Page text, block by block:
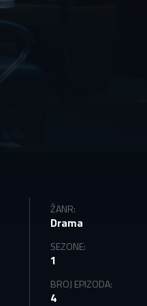
ŽANR:
Drama
SEZONE:
1
BROJ EPIZODA:
4